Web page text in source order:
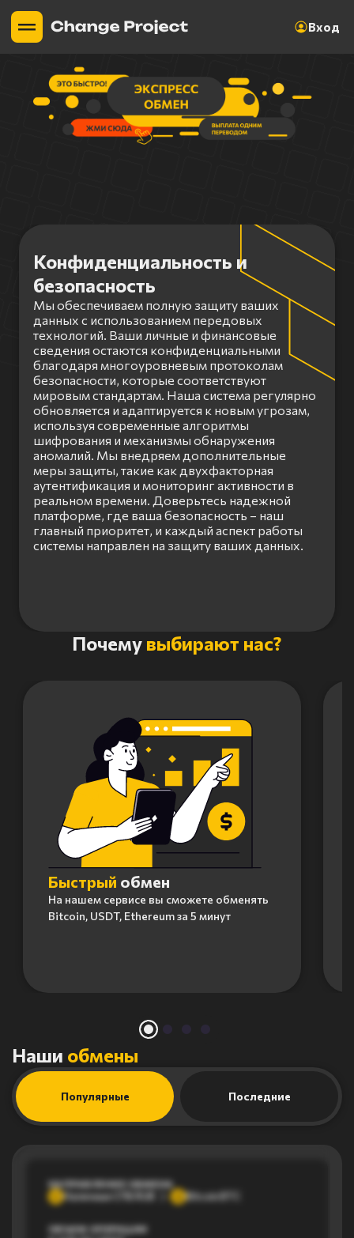
Вход
Конфиденциальность и
безопасность
Мы обеспечиваем полную защиту ваших
данных с использованием передовых
технологий. Ваши личные и финансовые
сведения остаются конфиденциальными
благодаря многоуровневым протоколам
безопасности, которые соответствуют
мировым стандартам. Наша система регулярно
обновляется и адаптируется к новым угрозам,
используя современные алгоритмы
шифрования и механизмы обнаружения
аномалий. Мы внедряем дополнительные
меры защиты, такие как двухфакторная
аутентификация и мониторинг активности в
реальном времени. Доверьтесь надежной
платформе, где ваша безопасность – наш
главный приоритет, и каждый аспект работы
системы направлен на защиту ваших данных.
Почему выбирают нас?
Быстрый обмен
На нашем сервисе вы сможете обменять
Bitcoin, USDT, Ethereum за 5 минут
Наши обмены
Популярные Последние
НАПРАВЛЕНИЕ ОБМЕНА
Наличные СПБ RUB Bitcoin BTC
ОБЪЕМ ОПЕРАЦИИ